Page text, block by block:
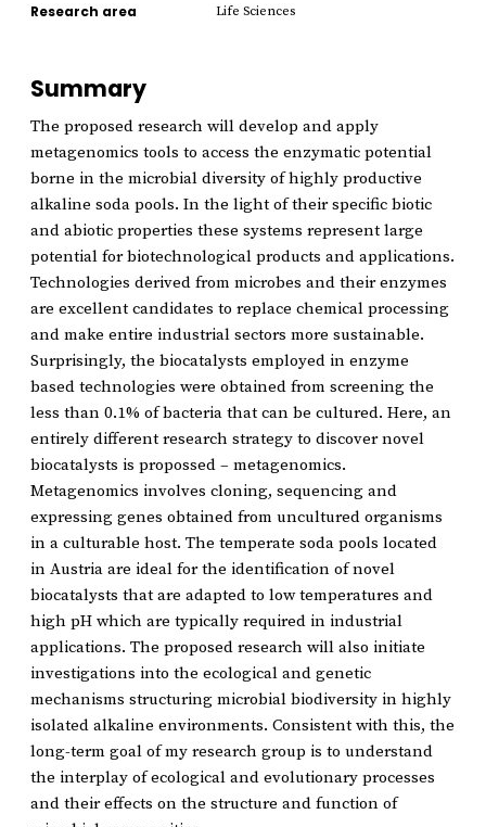
Research area Life Sciences
Summary
The proposed research will develop and apply
metagenomics tools to access the enzymatic potential
borne in the microbial diversity of highly productive
alkaline soda pools. In the light of their specific biotic
and abiotic properties these systems represent large
potential for biotechnological products and applications.
Technologies derived from microbes and their enzymes
are excellent candidates to replace chemical processing
and make entire industrial sectors more sustainable.
Surprisingly, the biocatalysts employed in enzyme
based technologies were obtained from screening the
less than 0.1% of bacteria that can be cultured. Here, an
entirely different research strategy to discover novel
biocatalysts is propossed – metagenomics.
Metagenomics involves cloning, sequencing and
expressing genes obtained from uncultured organisms
in a culturable host. The temperate soda pools located
in Austria are ideal for the identification of novel
biocatalysts that are adapted to low temperatures and
high pH which are typically required in industrial
applications. The proposed research will also initiate
investigations into the ecological and genetic
mechanisms structuring microbial biodiversity in highly
isolated alkaline environments. Consistent with this, the
long-term goal of my research group is to understand
the interplay of ecological and evolutionary processes
and their effects on the structure and function of